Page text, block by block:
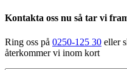
Kontakta oss nu så tar vi
Ring oss på 0250-125 30 eller
återkommer vi inom kort